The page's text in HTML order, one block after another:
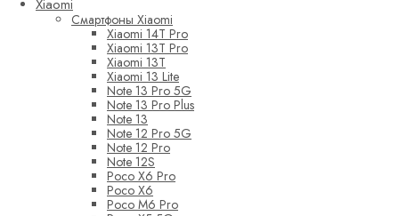
Xiaomi
Смартфоны Xiaomi
Xiaomi 14T Pro
Xiaomi 13T Pro
Xiaomi 13T
Xiaomi 13 Lite
Note 13 Pro 5G
Note 13 Pro Plus
Note 13
Note 12 Pro 5G
Note 12 Pro
Note 12S
Poco X6 Pro
Poco X6
Poco M6 Pro